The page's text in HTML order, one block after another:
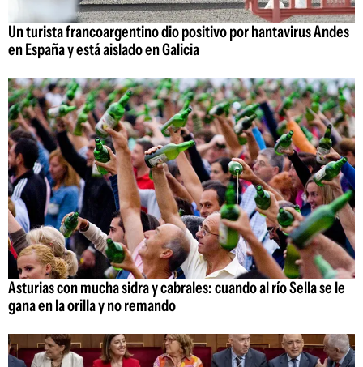
Un turista francoargentino dio positivo por hantavirus Andes
en España y está aislado en Galicia
Asturias con mucha sidra y cabrales: cuando al río Sella se le
gana en la orilla y no remando